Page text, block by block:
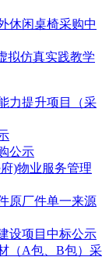
休闲桌椅采购中
拟仿真实践教学
力提升项目（采
公示
)物业服务管理
原厂件单一来源
设项目中标公示
（A包、B包）采